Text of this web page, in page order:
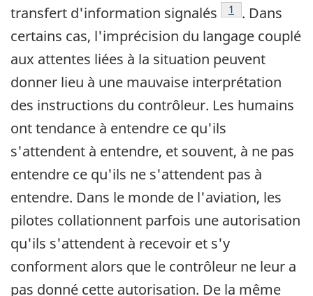
transfert d'information signalés
Note de bas de
1
. Dans
certains cas, l'imprécision du langage couplé
aux attentes liées à la situation peuvent
donner lieu à une mauvaise interprétation
des instructions du contrôleur. Les humains
ont tendance à entendre ce qu'ils
s'attendent à entendre, et souvent, à ne pas
entendre ce qu'ils ne s'attendent pas à
entendre. Dans le monde de l'aviation, les
pilotes collationnent parfois une autorisation
qu'ils s'attendent à recevoir et s'y
conforment alors que le contrôleur ne leur a
pas donné cette autorisation. De la même